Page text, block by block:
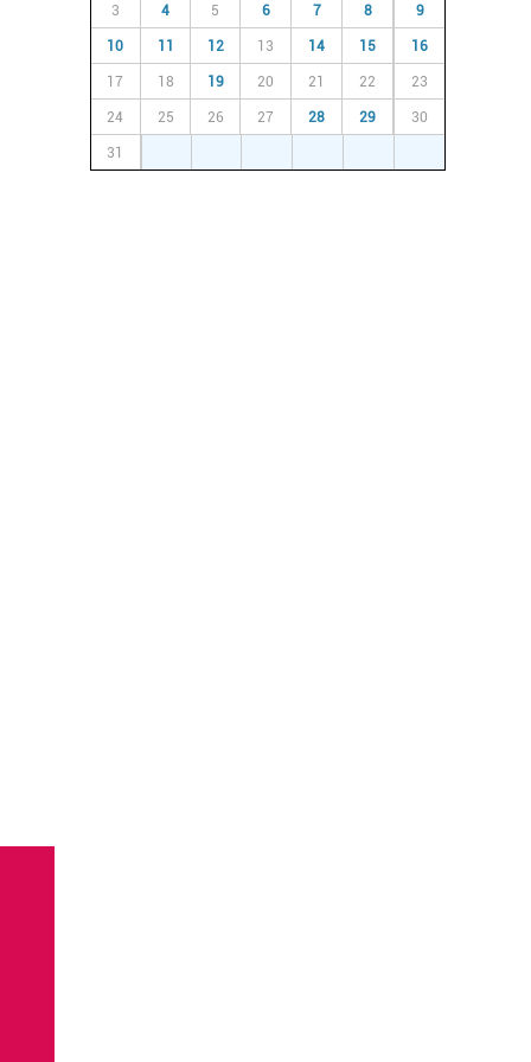
3 4 5 6 7 8 9
10 11 12 13 14 15 16
17 18 19 20 21 22 23
24 25 26 27 28 29 30
31